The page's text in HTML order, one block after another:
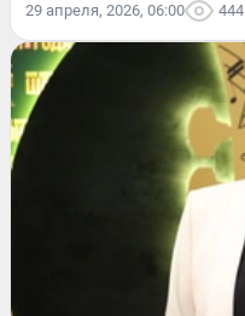
29 апреля, 2026, 06:00 444